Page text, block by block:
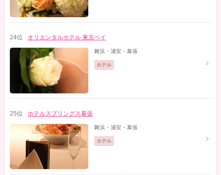
24位 オリエンタルホテル 東京ベイ
舞浜・浦安・幕張
ホテル
25位 ホテルスプリングス幕張
舞浜・浦安・幕張
ホテル